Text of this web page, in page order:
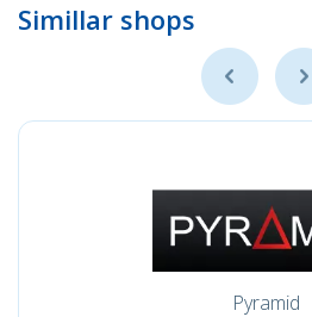
Simillar shops
Pyramid